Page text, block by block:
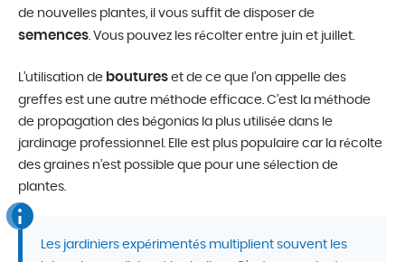
de nouvelles plantes, il vous suffit de disposer de
semences. Vous pouvez les récolter entre juin et juillet.
L’utilisation de boutures et de ce que l’on appelle des
greffes est une autre méthode efficace. C’est la méthode
de propagation des bégonias la plus utilisée dans le
jardinage professionnel. Elle est plus populaire car la récolte
des graines n’est possible que pour une sélection de
plantes.
Les jardiniers expérimentés multiplient souvent les